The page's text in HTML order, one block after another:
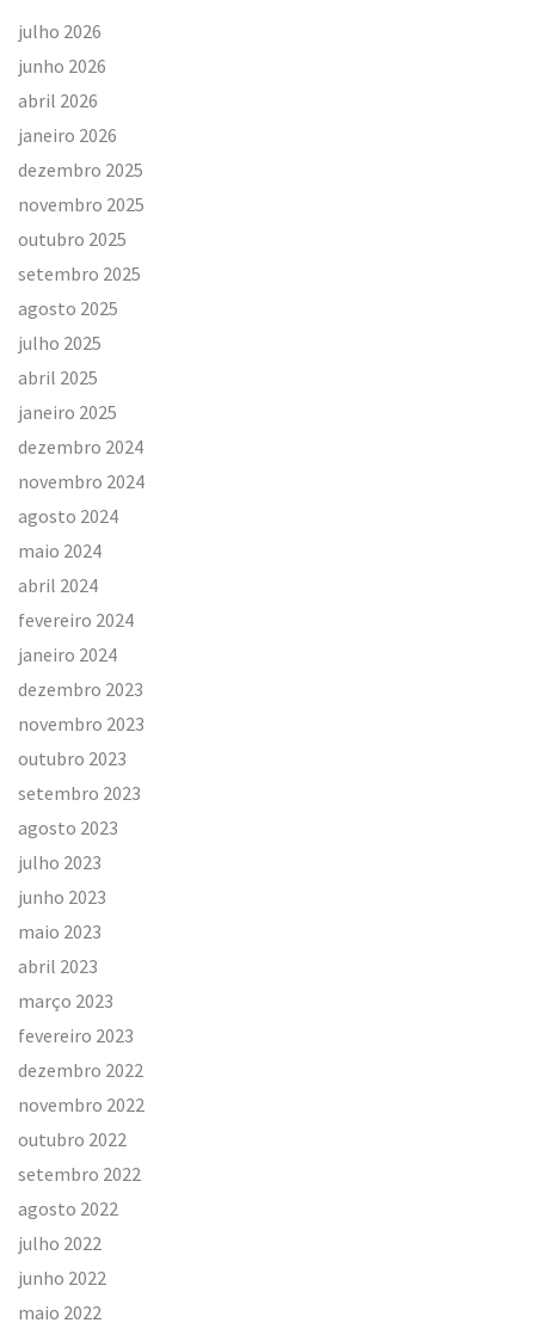
julho 2026
junho 2026
abril 2026
janeiro 2026
dezembro 2025
novembro 2025
outubro 2025
setembro 2025
agosto 2025
julho 2025
abril 2025
janeiro 2025
dezembro 2024
novembro 2024
agosto 2024
maio 2024
abril 2024
fevereiro 2024
janeiro 2024
dezembro 2023
novembro 2023
outubro 2023
setembro 2023
agosto 2023
julho 2023
junho 2023
maio 2023
abril 2023
março 2023
fevereiro 2023
dezembro 2022
novembro 2022
outubro 2022
setembro 2022
agosto 2022
julho 2022
junho 2022
maio 2022